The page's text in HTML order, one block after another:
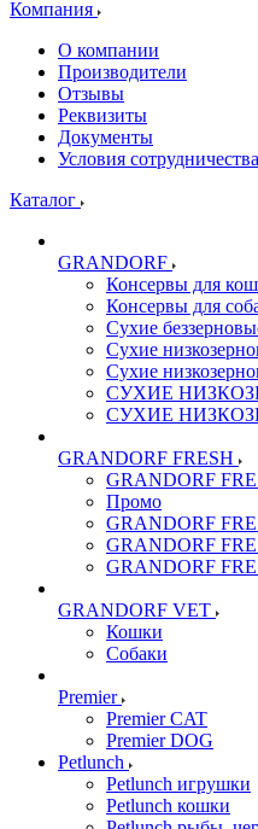
Компания
О компании
Производители
Отзывы
Реквизиты
Документы
Условия сотрудничества
Каталог
GRANDORF
Консервы для
Консервы для
Сухие
Сухие
Сухие
СУХИЕ
СУХИЕ
GRANDORF FRESH
GRANDORF
Промо
GRANDORF
GRANDORF
GRANDORF
GRANDORF VET
Кошки
Собаки
Premier
Premier CAT
Premier DOG
Petlunch
Petlunch игрушки
Petlunch кошки